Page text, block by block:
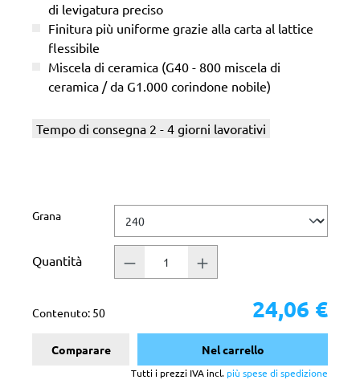
di levigatura preciso
Finitura più uniforme grazie alla carta al lattice
flessibile
Miscela di ceramica (G40 - 800 miscela di
ceramica / da G1.000 corindone nobile)
Tempo di consegna 2 - 4 giorni lavorativi
Seleziona
Grana
Quantità
Contenuto: 50 24,06 €
Comparare Nel carrello
Tutti i prezzi IVA incl. più spese di spedizione